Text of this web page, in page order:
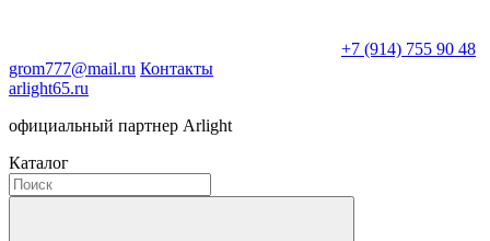
+7 (914) 755 90 48
grom777@mail.ru Контакты
arlight65.ru
официальный партнер Arlight
Каталог